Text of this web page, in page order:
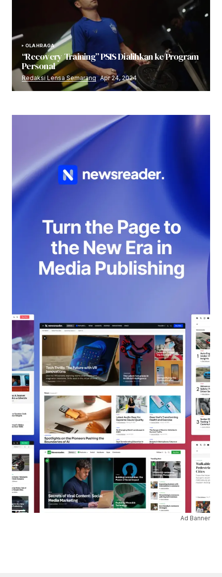
OLAHRAGA
“Recovery Training” PSIS Dialihkan ke Program
Personal
Redaksi Lensa Semarang Apr 24, 2024
Ad Banner